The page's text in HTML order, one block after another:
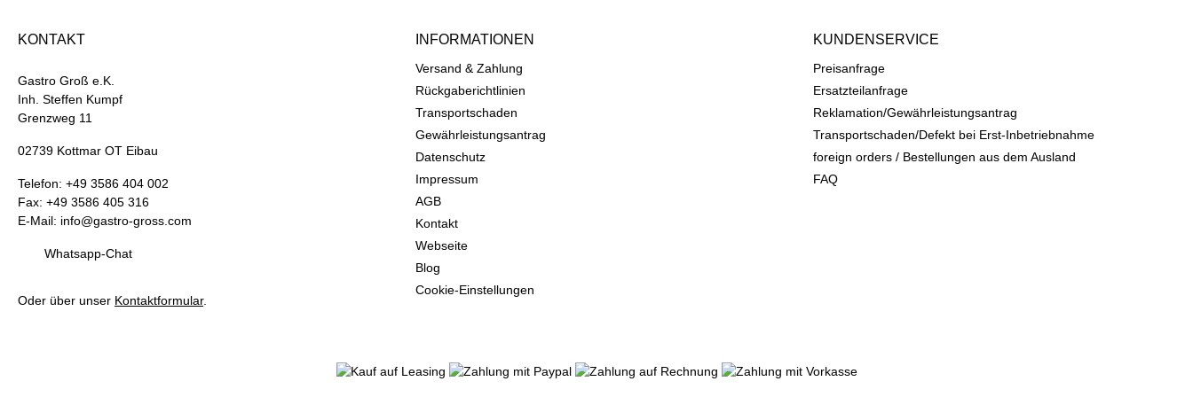
KONTAKT
Gastro Groß e.K.
Inh. Steffen Kumpf
Grenzweg 11
02739 Kottmar OT Eibau
Telefon: +49 3586 404 002
Fax: +49 3586 405 316
E-Mail: info@gastro-gross.com
Whatsapp-Chat
Oder über unser Kontaktformular.
INFORMATIONEN
Versand & Zahlung
Rückgaberichtlinien
Transportschaden
Gewährleistungsantrag
Datenschutz
Impressum
AGB
Kontakt
Webseite
Blog
Cookie-Einstellungen
KUNDENSERVICE
Preisanfrage
Ersatzteilanfrage
Reklamation/Gewährleistungsantrag
Transportschaden/Defekt bei Erst-Inbetriebnahme
foreign orders / Bestellungen aus dem Ausland
FAQ